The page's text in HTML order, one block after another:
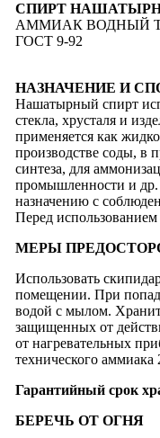
СПИРТ
АММИАК ВОДНЫЙ
ГОСТ 9-92
НАЗНАЧЕНИЕ И
Нашатырный спирт
стекла, хрусталя и
применяется как
производстве соды, в
синтеза, для
промышленности и др.
назначению с
Перед
МЕРЫ
Использовать
помещении. При
водой с мылом.
защищенных от
от нагревательных
технического аммиака
Гарантийный срок
БЕРЕЧЬ ОТ ОГНЯ